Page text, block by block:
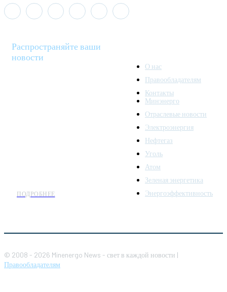
Распространяйте ваши
новости
ПОДРОБНЕЕ
О нас
Правообладателям
Контакты
Минэнерго
Отраслевые новости
Электроэнергия
Нефтегаз
Уголь
Атом
Зеленая энергетика
Энергоэффективность
© 2008 - 2026 Minenergo News - свет в каждой новости |
Правообладателям